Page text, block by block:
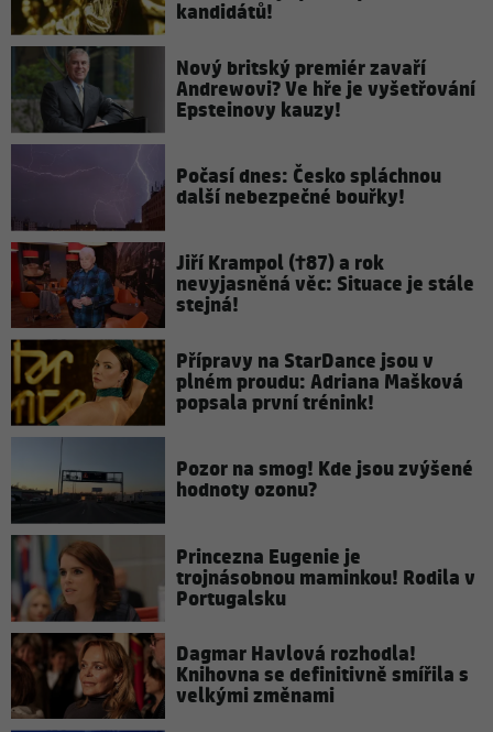
kandidátů!
Nový britský premiér zavaří
Andrewovi? Ve hře je vyšetřování
Epsteinovy kauzy!
Počasí dnes: Česko spláchnou
další nebezpečné bouřky!
Jiří Krampol (†87) a rok
nevyjasněná věc: Situace je stále
stejná!
Přípravy na StarDance jsou v
plném proudu: Adriana Mašková
popsala první trénink!
Pozor na smog! Kde jsou zvýšené
hodnoty ozonu?
Princezna Eugenie je
trojnásobnou maminkou! Rodila v
Portugalsku
Dagmar Havlová rozhodla!
Knihovna se definitivně smířila s
velkými změnami